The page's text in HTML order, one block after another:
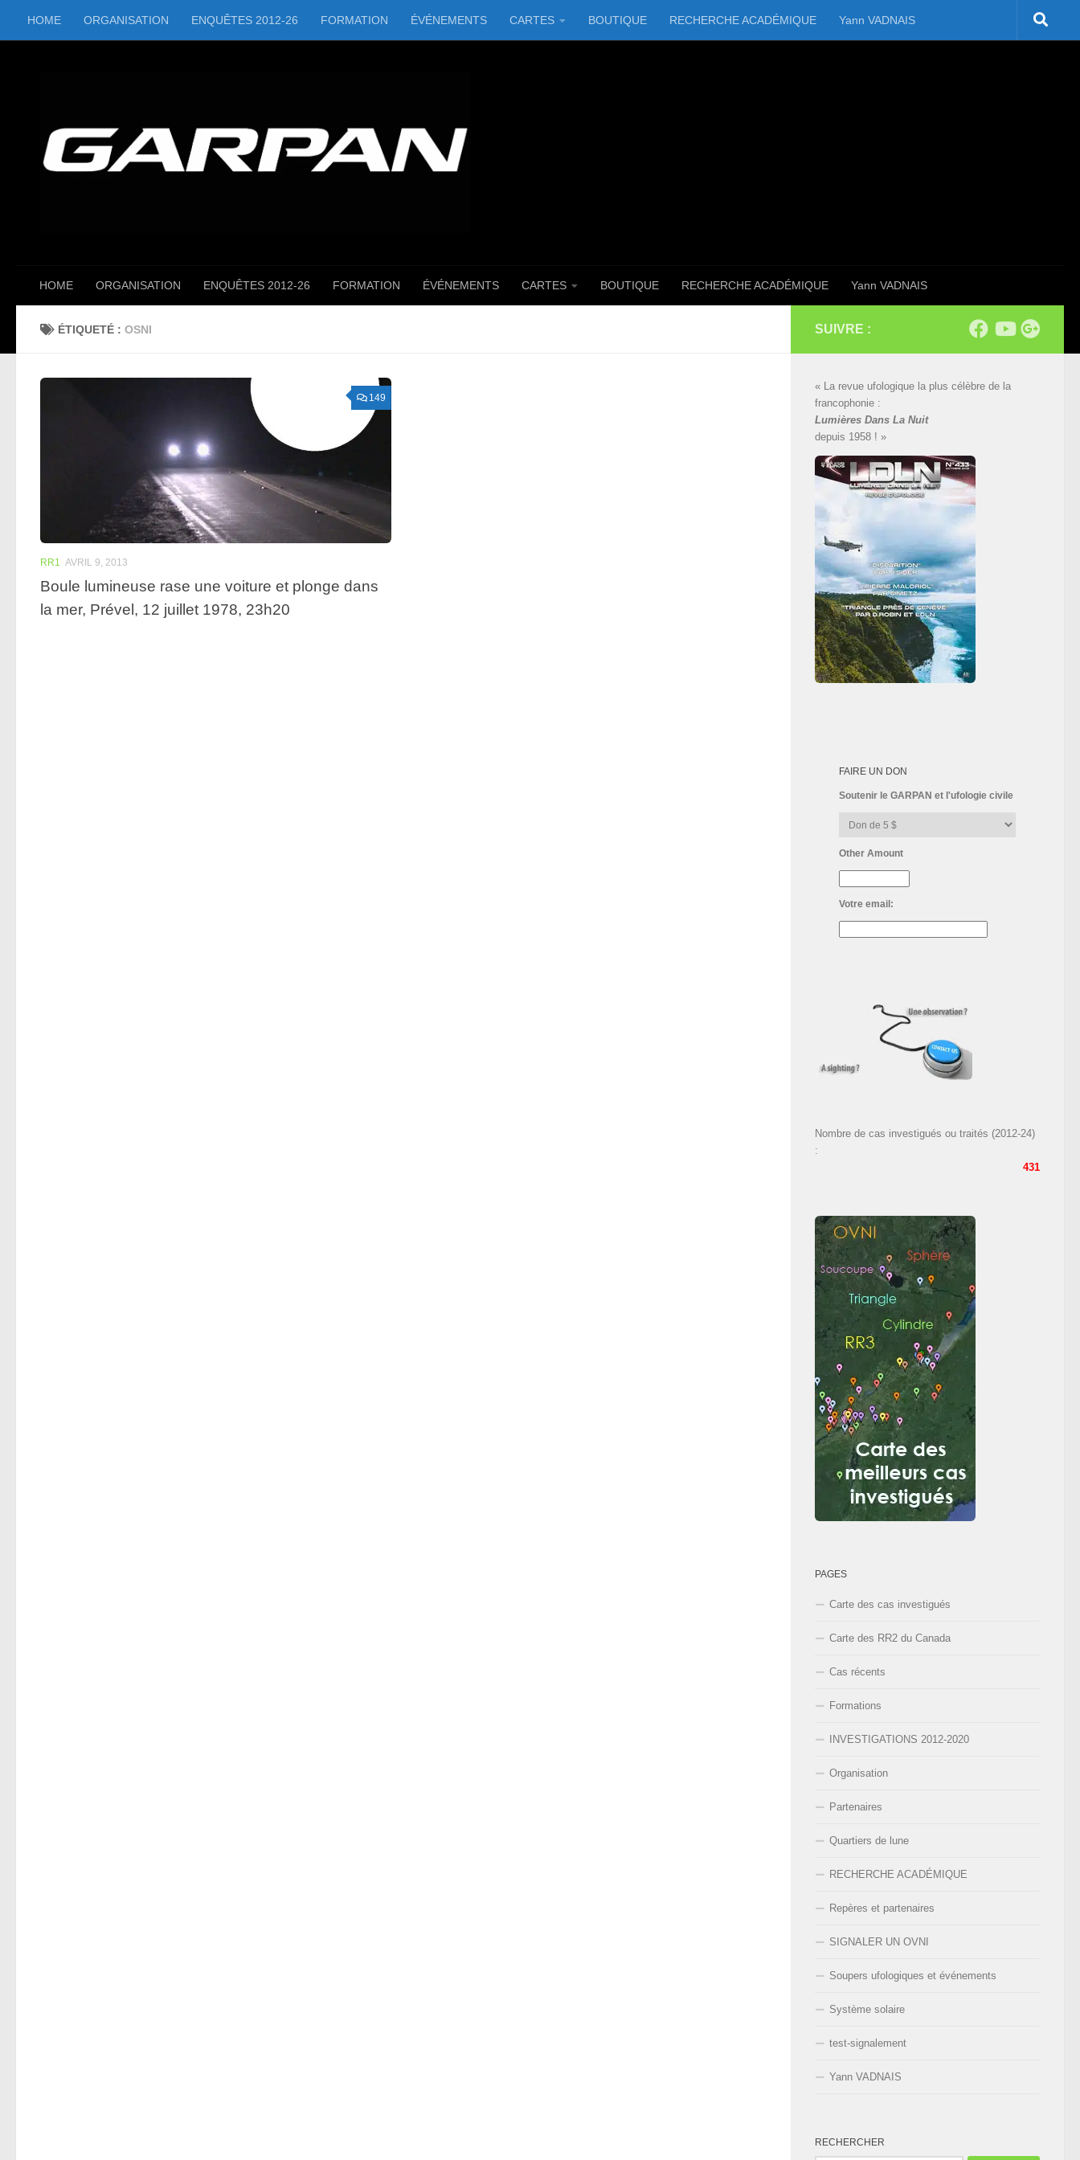
Skip to content
HOME ORGANISATION ENQUÊTES 2012-26 FORMATION ÉVÉNEMENTS CARTES BOUTIQUE RECHERCHE ACADÉMIQUE Yann VADNAIS
HOME ORGANISATION ENQUÊTES 2012-26 FORMATION ÉVÉNEMENTS CARTES BOUTIQUE RECHERCHE ACADÉMIQUE Yann VADNAIS
ÉTIQUETÉ :OSNI
149
RR1 AVRIL 9, 2013
Boule lumineuse rase une voiture et plonge dans
la mer, Prével, 12 juillet 1978, 23h20
SUIVRE :
« La revue ufologique la plus célèbre de la
francophonie :
Lumières Dans La Nuit
depuis 1958 ! »
FAIRE UN DON
Soutenir le GARPAN et l'ufologie civile
Other Amount
Votre email:
Nombre de cas investigués ou traités (2012-24)
:
431
PAGES
Carte des cas investigués
Carte des RR2 du Canada
Cas récents
Formations
INVESTIGATIONS 2012-2020
Organisation
Partenaires
Quartiers de lune
RECHERCHE ACADÉMIQUE
Repères et partenaires
SIGNALER UN OVNI
Soupers ufologiques et événements
Système solaire
test-signalement
Yann VADNAIS
RECHERCHER